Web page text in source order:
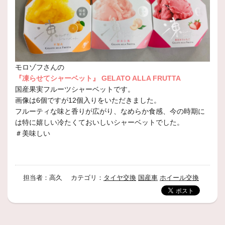
モロゾフさんの
『凍らせてシャーベット』 GELATO ALLA FRUTTA
国産果実フルーツシャーベットです。
画像は6個ですが12個入りをいただきました。
フルーティな味と香りが広がり、なめらか食感、今の時期に
は特に嬉しい冷たくておいしいシャーベットでした。
＃美味しい
担当者：高久 カテゴリ： タイヤ交換 国産車 ホイール交換